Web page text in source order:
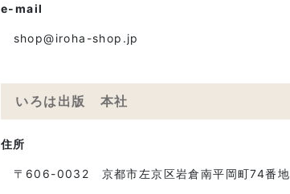
e-mail
shop@iroha-shop.jp
いろは出版 本社
住所
〒606-0032 京都市左京区岩倉南平岡町74番地